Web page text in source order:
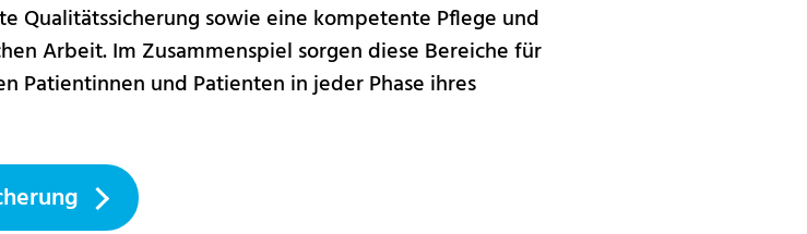
Qualitätssicherung sowie eine kompetente Pflege und
Arbeit. Im Zusammenspiel sorgen diese Bereiche für
Patientinnen und Patienten in jeder Phase ihres